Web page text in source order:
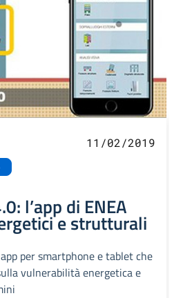
11/02/2019
l’app di ENEA
e strutturali
per smartphone e tablet che
vulnerabilità energetica e